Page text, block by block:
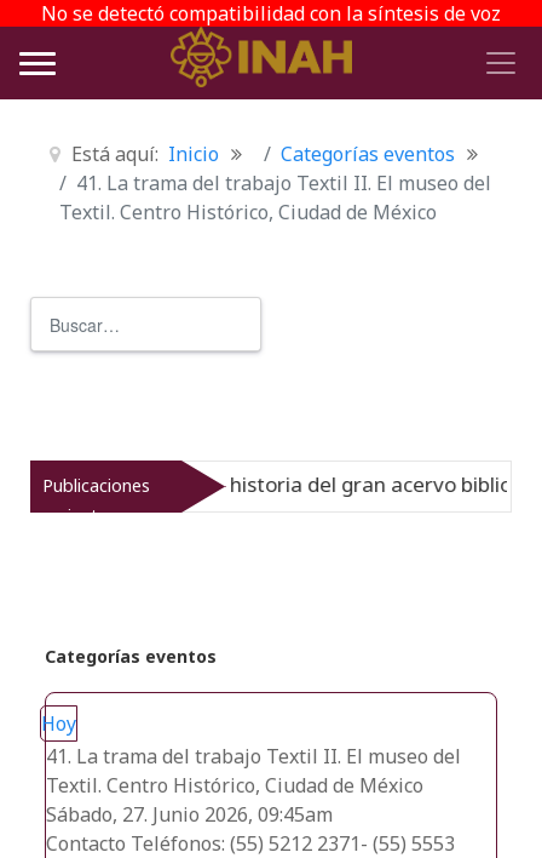
No se detectó compatibilidad con la síntesis de voz
Está aquí: Inicio
Categorías eventos
41. La trama del trabajo Textil II. El museo del
Textil. Centro Histórico, Ciudad de México
Publicaciones
recientes
muestra la historia del gran acervo
Categorías eventos
Hoy
41. La trama del trabajo Textil II. El museo del
Textil. Centro Histórico, Ciudad de México
Sábado, 27. Junio 2026, 09:45am
Contacto Teléfonos: (55) 5212 2371- (55) 5553